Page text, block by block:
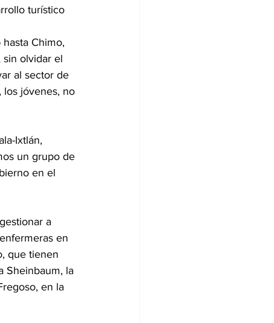
turístico
Chimo,
olvidar el
al sector de
los jóvenes, no
Ixtlán,
un grupo de
en el
a
en
que tienen
Sheinbaum, la
en la